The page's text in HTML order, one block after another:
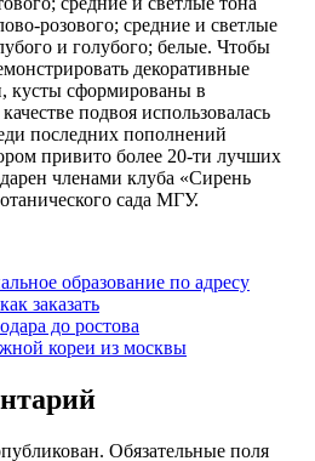
розового; средние и светлые
и голубого; белые. Чтобы
декоративные
кусты сформированы в
подвоя использовалась
последних пополнений
привито более 20-ти лучших
членами клуба «Сирень
сада МГУ.
образование по адресу
заказать
до ростова
кореи из москвы
Обязательные поля